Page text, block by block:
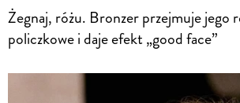
Żegnaj, różu. Bronzer przejmuje jego
policzkowe i daje efekt „good face”